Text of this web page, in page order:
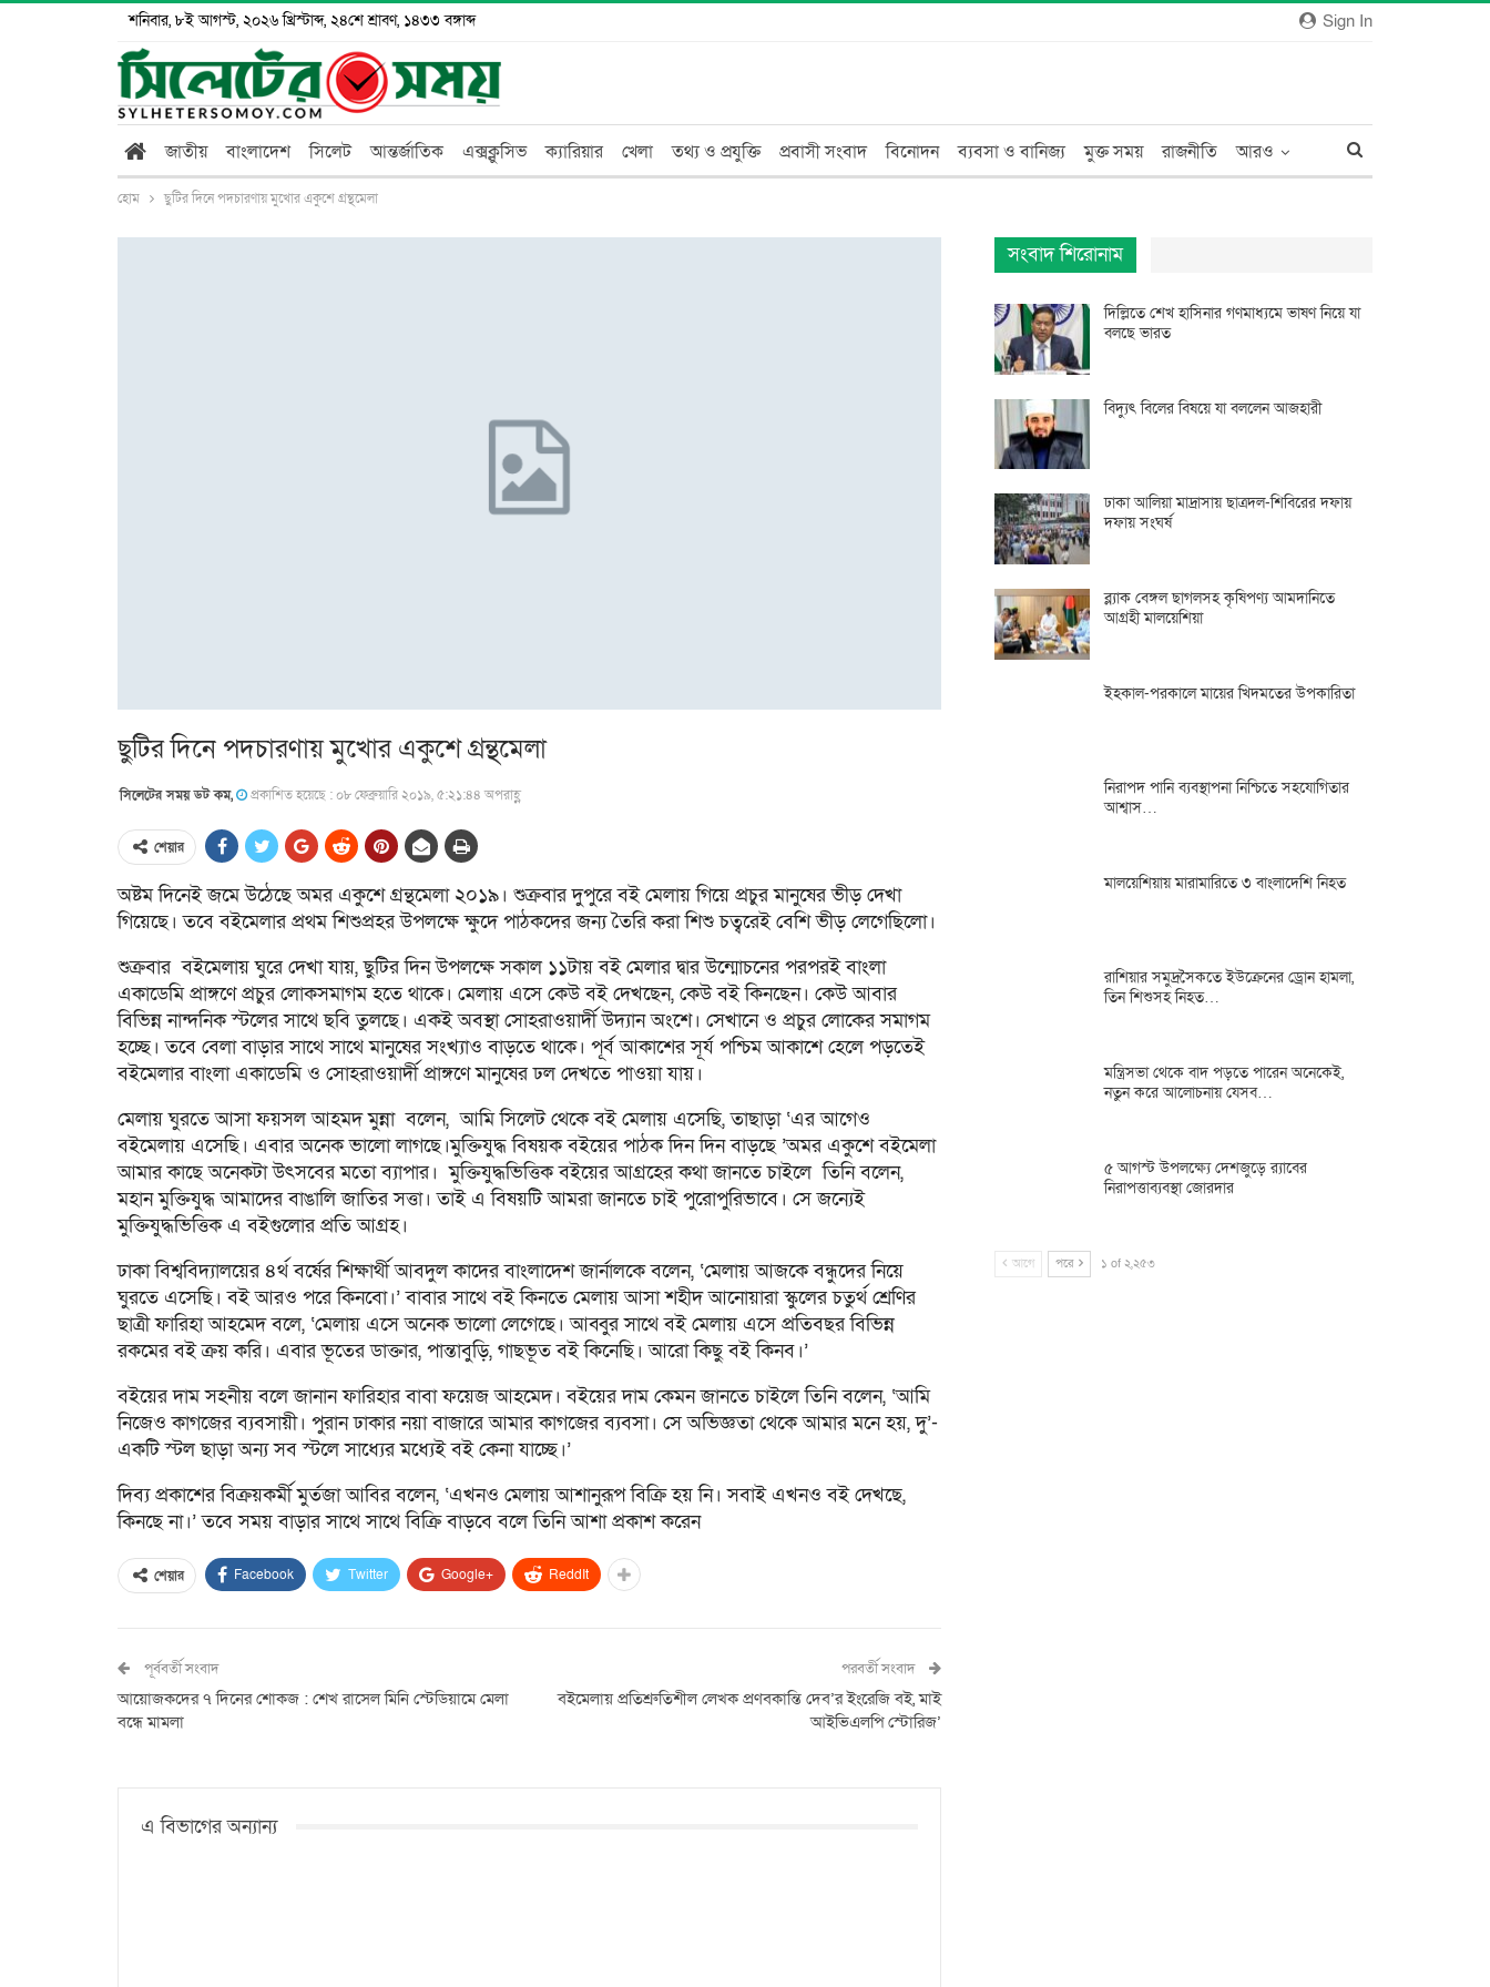
Sign In
শনিবার, ৮ই আগস্ট, ২০২৬ খ্রিস্টাব্দ, ২৪শে শ্রাবণ, ১৪৩৩ বঙ্গাব্দ
জাতীয় বাংলাদেশ সিলেট আন্তর্জাতিক এক্সক্লুসিভ ক্যারিয়ার খেলা তথ্য ও প্রযুক্তি প্রবাসী সংবাদ বিনোদন ব্যবসা ও বানিজ্য মুক্ত সময় রাজনীতি আরও
হোম ছুটির দিনে পদচারণায় মুখোর একুশে গ্রন্থমেলা
ছুটির দিনে পদচারণায় মুখোর একুশে গ্রন্থমেলা
সিলেটের সময় ডট কম, প্রকাশিত হয়েছে : ০৮ ফেব্রুয়ারি ২০১৯, ৫:২১:৪৪ অপরাহ্ণ
শেয়ার
অষ্টম দিনেই জমে উঠেছে অমর একুশে গ্রন্থমেলা ২০১৯। শুক্রবার দুপুরে বই মেলায় গিয়ে প্রচুর মানুষের ভীড় দেখা
গিয়েছে। তবে বইমেলার প্রথম শিশুপ্রহর উপলক্ষে ক্ষুদে পাঠকদের জন্য তৈরি করা শিশু চত্বরেই বেশি ভীড় লেগেছিলো।
শুক্রবার বইমেলায় ঘুরে দেখা যায়, ছুটির দিন উপলক্ষে সকাল ১১টায় বই মেলার দ্বার উন্মোচনের পরপরই বাংলা
একাডেমি প্রাঙ্গণে প্রচুর লোকসমাগম হতে থাকে। মেলায় এসে কেউ বই দেখছেন, কেউ বই কিনছেন। কেউ আবার
বিভিন্ন নান্দনিক স্টলের সাথে ছবি তুলছে। একই অবস্থা সোহরাওয়ার্দী উদ্যান অংশে। সেখানে ও প্রচুর লোকের সমাগম
হচ্ছে। তবে বেলা বাড়ার সাথে সাথে মানুষের সংখ্যাও বাড়তে থাকে। পূর্ব আকাশের সূর্য পশ্চিম আকাশে হেলে পড়তেই
বইমেলার বাংলা একাডেমি ও সোহরাওয়ার্দী প্রাঙ্গণে মানুষের ঢল দেখতে পাওয়া যায়।
মেলায় ঘুরতে আসা ফয়সল আহমদ মুন্না বলেন, আমি সিলেট থেকে বই মেলায় এসেছি, তাছাড়া ‘এর আগেও
বইমেলায় এসেছি। এবার অনেক ভালো লাগছে।মুক্তিযুদ্ধ বিষয়ক বইয়ের পাঠক দিন দিন বাড়ছে ’অমর একুশে বইমেলা
আমার কাছে অনেকটা উৎসবের মতো ব্যাপার। মুক্তিযুদ্ধভিত্তিক বইয়ের আগ্রহের কথা জানতে চাইলে তিনি বলেন,
মহান মুক্তিযুদ্ধ আমাদের বাঙালি জাতির সত্তা। তাই এ বিষয়টি আমরা জানতে চাই পুরোপুরিভাবে। সে জন্যেই
মুক্তিযুদ্ধভিত্তিক এ বইগুলোর প্রতি আগ্রহ।
ঢাকা বিশ্ববিদ্যালয়ের ৪র্থ বর্ষের শিক্ষার্থী আবদুল কাদের বাংলাদেশ জার্নালকে বলেন, ‘মেলায় আজকে বন্ধুদের নিয়ে
ঘুরতে এসেছি। বই আরও পরে কিনবো।’ বাবার সাথে বই কিনতে মেলায় আসা শহীদ আনোয়ারা স্কুলের চতুর্থ শ্রেণির
ছাত্রী ফারিহা আহমেদ বলে, ‘মেলায় এসে অনেক ভালো লেগেছে। আব্বুর সাথে বই মেলায় এসে প্রতিবছর বিভিন্ন
রকমের বই ক্রয় করি। এবার ভূতের ডাক্তার, পান্তাবুড়ি, গাছভূত বই কিনেছি। আরো কিছু বই কিনব।’
বইয়ের দাম সহনীয় বলে জানান ফারিহার বাবা ফয়েজ আহমেদ। বইয়ের দাম কেমন জানতে চাইলে তিনি বলেন, ‘আমি
নিজেও কাগজের ব্যবসায়ী। পুরান ঢাকার নয়া বাজারে আমার কাগজের ব্যবসা। সে অভিজ্ঞতা থেকে আমার মনে হয়, দু’-
একটি স্টল ছাড়া অন্য সব স্টলে সাধ্যের মধ্যেই বই কেনা যাচ্ছে।’
দিব্য প্রকাশের বিক্রয়কর্মী মুর্তজা আবির বলেন, ‘এখনও মেলায় আশানুরূপ বিক্রি হয় নি। সবাই এখনও বই দেখছে,
কিনছে না।’ তবে সময় বাড়ার সাথে সাথে বিক্রি বাড়বে বলে তিনি আশা প্রকাশ করেন
শেয়ার Facebook Twitter Google+ ReddIt
পূর্ববর্তী সংবাদ
আয়োজকদের ৭ দিনের শোকজ : শেখ রাসেল মিনি স্টেডিয়ামে মেলা
বন্ধে মামলা
পরবর্তী সংবাদ
বইমেলায় প্রতিশ্রুতিশীল লেখক প্রণবকান্তি দেব’র ইংরেজি বই, মাই
আইভিএলপি স্টোরিজ’
এ বিভাগের অন্যান্য
সংবাদ শিরোনাম
দিল্লিতে শেখ হাসিনার গণমাধ্যমে ভাষণ নিয়ে যা
বলছে ভারত
বিদ্যুৎ বিলের বিষয়ে যা বললেন আজহারী
ঢাকা আলিয়া মাদ্রাসায় ছাত্রদল-শিবিরের দফায়
দফায় সংঘর্ষ
ব্ল্যাক বেঙ্গল ছাগলসহ কৃষিপণ্য আমদানিতে
আগ্রহী মালয়েশিয়া
ইহকাল-পরকালে মায়ের খিদমতের উপকারিতা
নিরাপদ পানি ব্যবস্থাপনা নিশ্চিতে সহযোগিতার
আশ্বাস…
মালয়েশিয়ায় মারামারিতে ৩ বাংলাদেশি নিহত
রাশিয়ার সমুদ্রসৈকতে ইউক্রেনের ড্রোন হামলা,
তিন শিশুসহ নিহত…
মন্ত্রিসভা থেকে বাদ পড়তে পারেন অনেকেই,
নতুন করে আলোচনায় যেসব…
৫ আগস্ট উপলক্ষ্যে দেশজুড়ে র‌্যাবের
নিরাপত্তাব্যবস্থা জোরদার
আগে পরে ১ of ২,২৫৩